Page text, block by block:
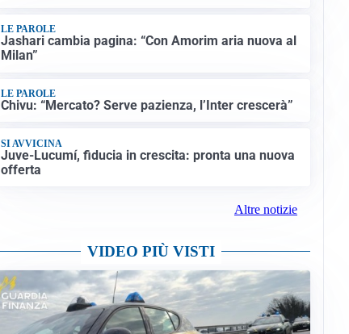
LE PAROLE
Jashari cambia pagina: “Con Amorim aria nuova al
Milan”
LE PAROLE
Chivu: “Mercato? Serve pazienza, l’Inter crescerà”
SI AVVICINA
Juve-Lucumí, fiducia in crescita: pronta una nuova
offerta
Altre notizie
VIDEO PIÙ VISTI